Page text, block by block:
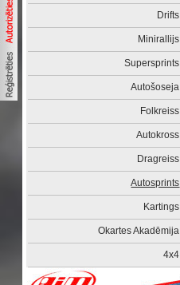
Drifts
Minirallijs
Supersprints
Autošoseja
Folkreiss
Autokross
Dragreiss
Autosprints
Kartings
Okartes Akadēmija
4x4